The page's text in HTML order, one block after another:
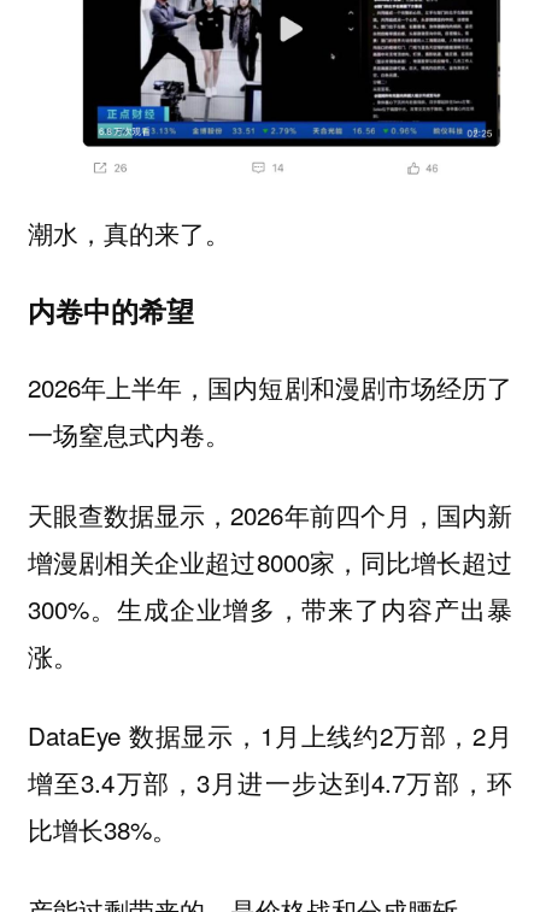
潮水，真的来了。
内卷中的希望
2026年上半年，国内短剧和漫剧市场经历了
一场窒息式内卷。
天眼查数据显示，2026年前四个月，国内新
增漫剧相关企业超过8000家，同比增长超过
300%。生成企业增多，带来了内容产出暴
涨。
DataEye 数据显示，1月上线约2万部，2月
增至3.4万部，3月进一步达到4.7万部，环
比增长38%。